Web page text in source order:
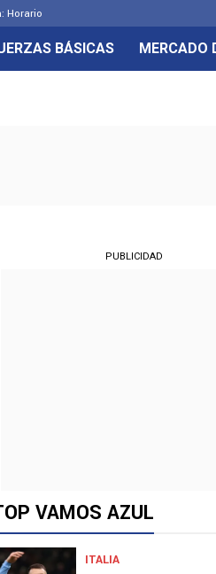
Horario
BÁSICAS MERCADO
PUBLICIDAD
VAMOS AZUL
ITALIA